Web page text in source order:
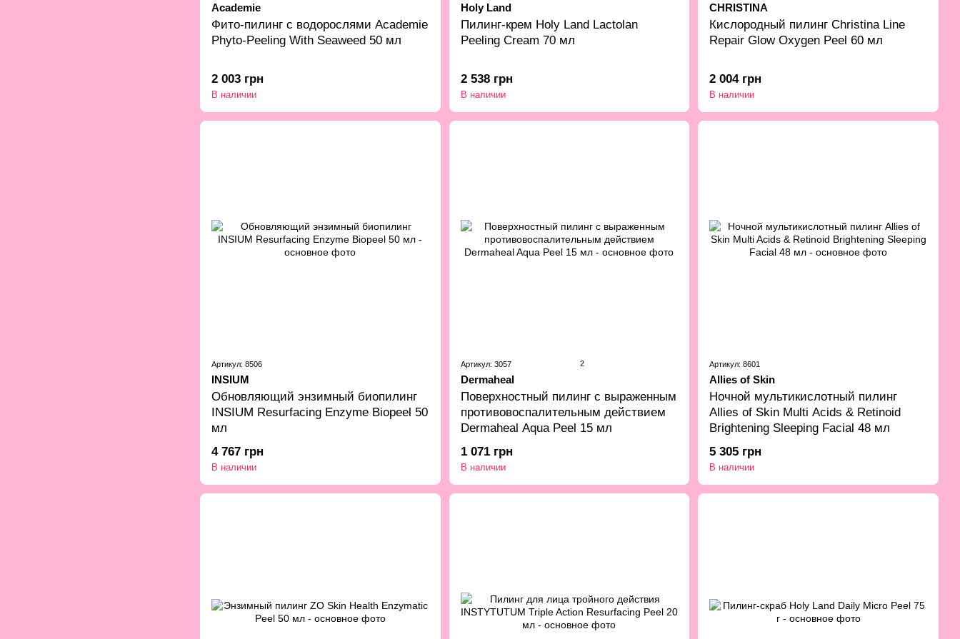
Academie
Фито-пилинг с водорослями Academie
Phyto-Peeling With Seaweed 50 мл
2 003 грн
В наличии
Holy Land
Пилинг-крем Holy Land Lactolan
Peeling Cream 70 мл
2 538 грн
В наличии
CHRISTINA
Кислородный пилинг Christina Line
Repair Glow Oxygen Peel 60 мл
2 004 грн
В наличии
Артикул: 8506
INSIUM
Обновляющий энзимный биопилинг
INSIUM Resurfacing Enzyme Biopeel 50
мл
4 767 грн
В наличии
Артикул: 3057 2
Dermaheal
Поверхностный пилинг с выраженным
противовоспалительным действием
Dermaheal Aqua Peel 15 мл
1 071 грн
В наличии
Артикул: 8601
Allies of Skin
Ночной мультикислотный пилинг
Allies of Skin Multi Acids & Retinoid
Brightening Sleeping Facial 48 мл
5 305 грн
В наличии